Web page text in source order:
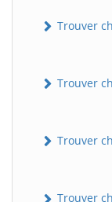
Trouver
Trouver
Trouver
Trouver